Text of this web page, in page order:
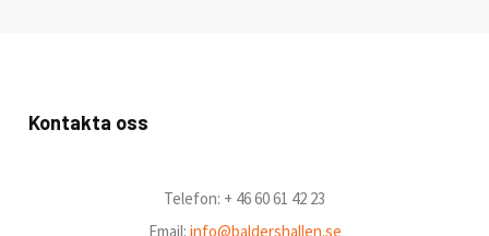
Kontakta oss
Telefon: + 46 60 61 42 23
Email: info@baldershallen.se